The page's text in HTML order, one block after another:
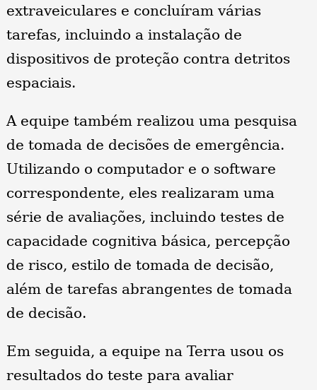
extraveiculares e concluíram várias
tarefas, incluindo a instalação de
dispositivos de proteção contra detritos
espaciais.
A equipe também realizou uma pesquisa
de tomada de decisões de emergência.
Utilizando o computador e o software
correspondente, eles realizaram uma
série de avaliações, incluindo testes de
capacidade cognitiva básica, percepção
de risco, estilo de tomada de decisão,
além de tarefas abrangentes de tomada
de decisão.
Em seguida, a equipe na Terra usou os
resultados do teste para avaliar